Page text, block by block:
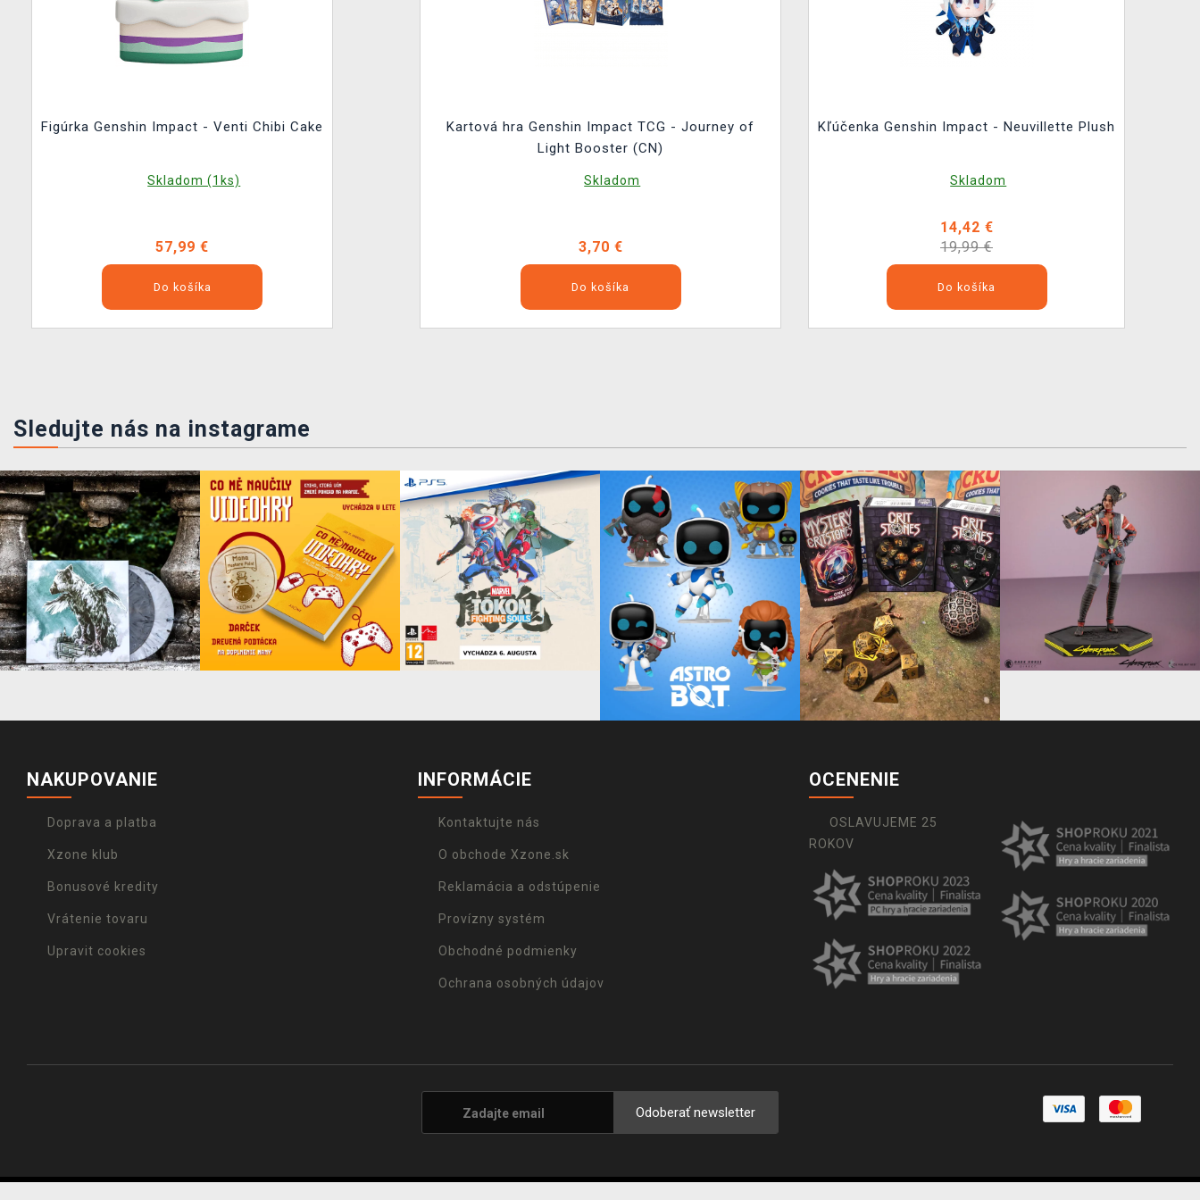
Figúrka Genshin Impact - Venti Chibi Cake
Skladom (1ks)
57,99 €
Do košíka
Kartová hra Genshin Impact TCG - Journey of
Light Booster (CN)
Skladom
3,70 €
Do košíka
Kľúčenka Genshin Impact - Neuvillette Plush
Skladom
14,42 €
19,99 €
Do košíka
Sledujte nás na instagrame
NAKUPOVANIE
Doprava a platba
Xzone klub
Bonusové kredity
Vrátenie tovaru
Upravit cookies
INFORMÁCIE
Kontaktujte nás
O obchode Xzone.sk
Reklamácia a odstúpenie
Provízny systém
Obchodné podmienky
Ochrana osobných údajov
OCENENIE
OSLAVUJEME 25
ROKOV
Odoberať newsletter